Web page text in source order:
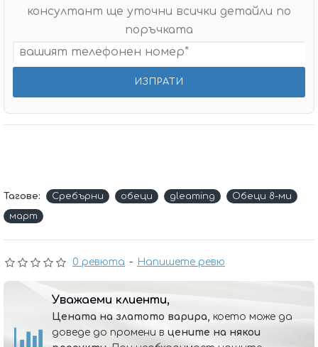
0 ревюта - Напишете ревю
консултант ще уточни всички детайли по
поръчката
Тагове: Сребърни обеци gleaming
Обеци 8-ми
март
Уважаеми клиенти,
Цената на златото варира, което може да
доведе до промени в цените на някои